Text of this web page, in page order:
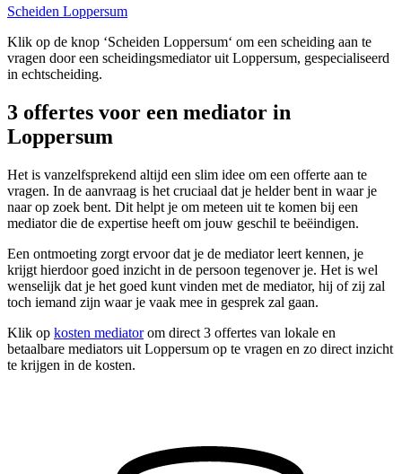
Scheiden Loppersum
Klik op de knop ‘Scheiden Loppersum‘ om een scheiding aan te
vragen door een scheidingsmediator uit Loppersum, gespecialiseerd
in echtscheiding.
3 offertes voor een mediator in
Loppersum
Het is vanzelfsprekend altijd een slim idee om een offerte aan te
vragen. In de aanvraag is het cruciaal dat je helder bent in waar je
naar op zoek bent. Dit helpt je om meteen uit te komen bij een
mediator die de expertise heeft om jouw geschil te beëindigen.
Een ontmoeting zorgt ervoor dat je de mediator leert kennen, je
krijgt hierdoor goed inzicht in de persoon tegenover je. Het is wel
wenselijk dat je het goed kunt vinden met de mediator, hij of zij zal
toch iemand zijn waar je vaak mee in gesprek zal gaan.
Klik op kosten mediatorom direct 3 offertes van lokale en
betaalbare mediators uit Loppersum op te vragen en zo direct inzicht
te krijgen in de kosten.